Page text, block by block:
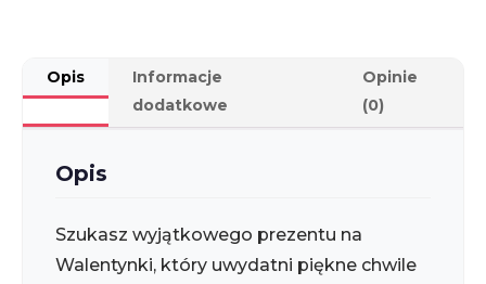
Opis
Informacje
dodatkowe
Opinie
(0)
Opis
Szukasz wyjątkowego prezentu na
Walentynki, który uwydatni piękne chwile